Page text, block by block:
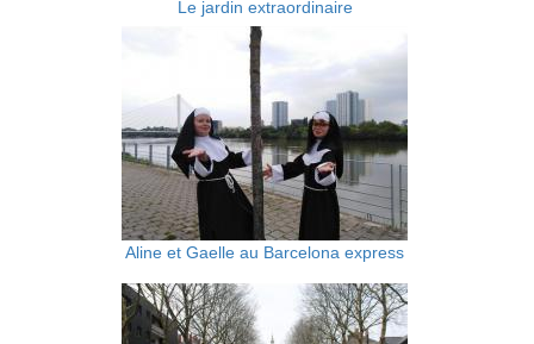
Le jardin extraordinaire
Aline et Gaelle au Barcelona express